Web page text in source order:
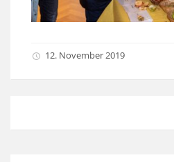
12. November 2019